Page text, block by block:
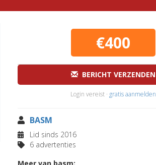
€400
BERICHT VERZENDEN
Login vereist · gratis aanmelden
BASM
Lid sinds 2016
6 advertenties